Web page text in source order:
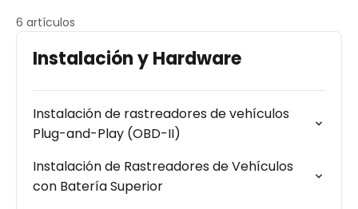
6 artículos
Instalación y Hardware
Instalación de rastreadores de vehículos
Plug-and-Play (OBD-II)
Instalación de Rastreadores de Vehículos
con Batería Superior